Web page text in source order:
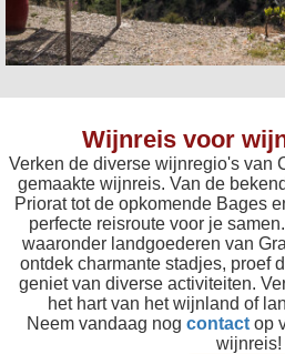
Wijnreis voor
Verken de diverse wijnregio's van
gemaakte wijnreis. Van de
Priorat tot de opkomende Bages
perfecte reisroute voor je
waaronder landgoederen van
ontdek charmante stadjes, proef
geniet van diverse activiteiten.
het hart van het wijnland of
Neem vandaag nog contact op
wijnreis!